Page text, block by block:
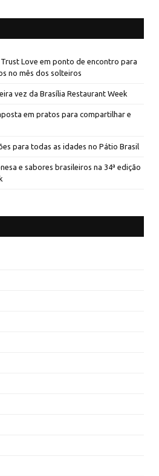
Love em ponto de encontro para
no mês dos solteiros
vez da Brasília Restaurant Week
em pratos para compartilhar e
para todas as idades no Pátio Brasil
e sabores brasileiros na 34ª edição